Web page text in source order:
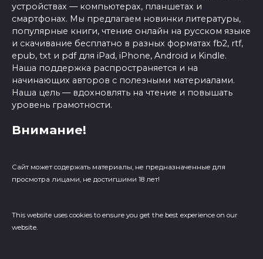
устройствах — компьютерах, планшетах и
смартфонах. Мы предлагаем новинки литературы,
популярные книги, чтение онлайн на русском языке
и скачивание бесплатно в разных форматах fb2, rtf,
epub, txt и pdf для iPad, iPhone, Android и Kindle.
Наша поддержка распространяется и на
начинающих авторов с полезными материалами.
Наша цель — вдохновлять на чтение и повышать
уровень грамотности.
Внимание!
Сайт может содержать материалы, не предназначенные для
просмотра лицами, не достигшими 18 лет!
This website uses cookies to ensure you get the best experience on our
website.